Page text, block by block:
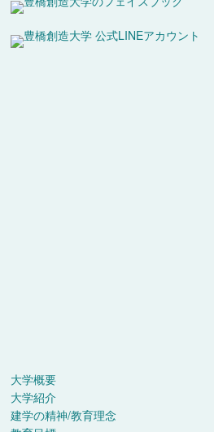
大学概要
大学紹介
建学の精神/教育理念